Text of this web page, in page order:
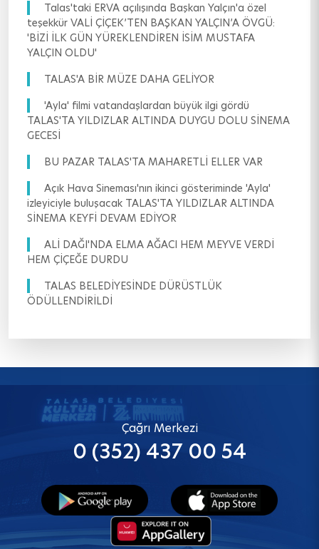
Talas'taki ERVA açılışında Başkan Yalçın'a özel
teşekkür VALİ ÇİÇEK’TEN BAŞKAN YALÇIN’A ÖVGÜ:
'BİZİ İLK GÜN YÜREKLENDİREN İSİM MUSTAFA
YALÇIN OLDU'
TALAS'A BİR MÜZE DAHA GELİYOR
'Ayla' filmi vatandaşlardan büyük ilgi gördü
TALAS'TA YILDIZLAR ALTINDA DUYGU DOLU SİNEMA
GECESİ
BU PAZAR TALAS'TA MAHARETLİ ELLER VAR
Açık Hava Sineması'nın ikinci gösteriminde 'Ayla'
izleyiciyle buluşacak TALAS'TA YILDIZLAR ALTINDA
SİNEMA KEYFİ DEVAM EDİYOR
ALİ DAĞI'NDA ELMA AĞACI HEM MEYVE VERDİ
HEM ÇİÇEĞE DURDU
TALAS BELEDİYESİNDE DÜRÜSTLÜK
ÖDÜLLENDİRİLDİ
Çağrı Merkezi
0 (352) 437 00 54